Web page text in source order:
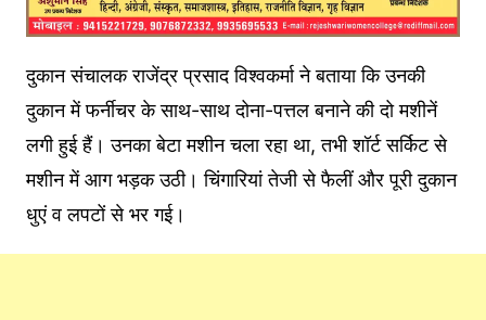
दुकान संचालक राजेंद्र प्रसाद विश्वकर्मा ने बताया कि उनकी
दुकान में फर्नीचर के साथ-साथ दोना-पत्तल बनाने की दो मशीनें
लगी हुई हैं। उनका बेटा मशीन चला रहा था, तभी शॉर्ट सर्किट से
मशीन में आग भड़क उठी। चिंगारियां तेजी से फैलीं और पूरी दुकान
धुएं व लपटों से भर गई।